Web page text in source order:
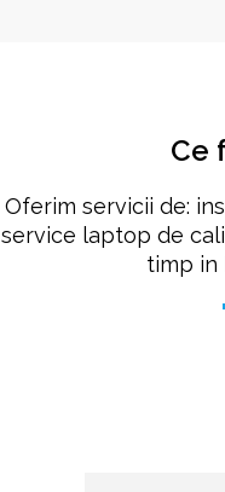
Ce
Oferim servicii de:
service laptop de
timp in